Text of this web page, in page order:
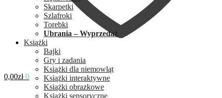
0,00zł 0
Skarpetki
Szlafroki
Torebki
Ubrania – Wyprzedaż
Książki
Bajki
Gry i zadania
Książki dla niemowląt
Książki interaktywne
Książki obrazkowe
Książki sensoryczne